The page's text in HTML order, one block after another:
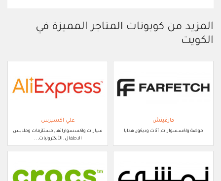
المزيد من كوبونات المتاجر المميزة في
الكويت
فارفيتش
موضة واكسسوارات, أثاث وديكور, هدايا
علي اكسبرس
سيارات واكسسواراتها, مستلزمات وملابس
الاطفال, الألكترونيات, ..